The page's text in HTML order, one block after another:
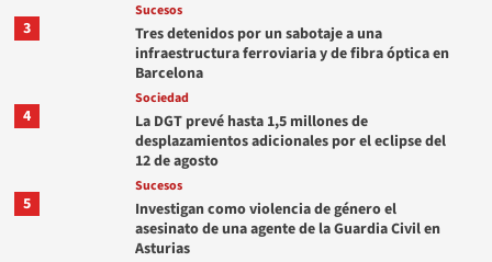
3
Sucesos
Tres detenidos por un sabotaje a una
infraestructura ferroviaria y de fibra óptica en
Barcelona
4
Sociedad
La DGT prevé hasta 1,5 millones de
desplazamientos adicionales por el eclipse del
12 de agosto
5
Sucesos
Investigan como violencia de género el
asesinato de una agente de la Guardia Civil en
Asturias